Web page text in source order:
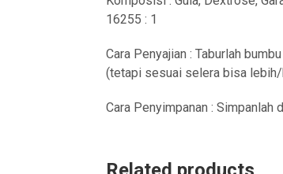
16255 : 1
Cara Penyajian : Taburlah
(tetapi sesuai selera bisa
Cara Penyimpanan :